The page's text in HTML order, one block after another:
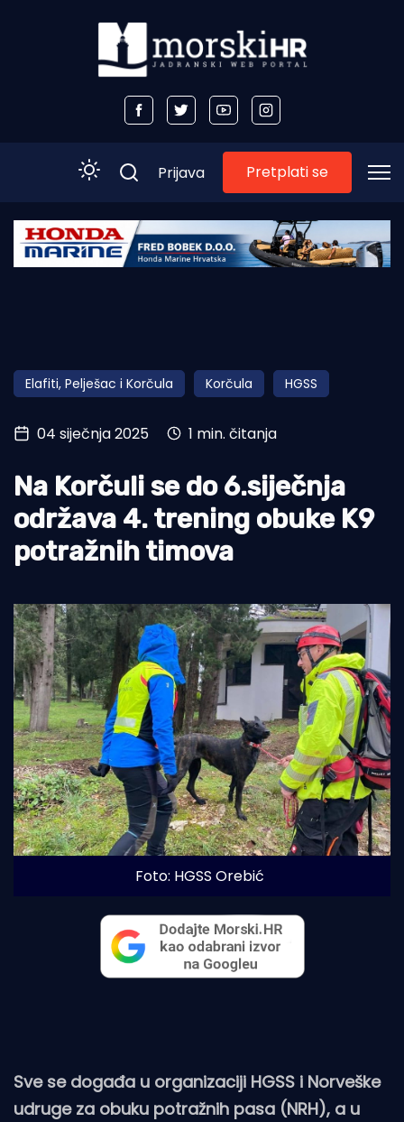
Početna
Obala
Otoci
Turizam i nautika
Pomorstvo
Ribolov
Ekologija
Prijava Pretplati se
Elafiti, Pelješac i Korčula Korčula HGSS
04 siječnja 2025 1 min. čitanja
Na Korčuli se do 6.siječnja
održava 4. trening obuke K9
potražnih timova
Foto: HGSS Orebić
Sve se događa u organizaciji HGSS i Norveške
udruge za obuku potražnih pasa (NRH), a u